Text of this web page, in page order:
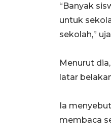
“Banyak
untuk
sekolah,”
Menurut
latar
Ia
membaca